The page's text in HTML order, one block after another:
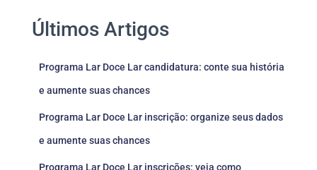
Últimos Artigos
Programa Lar Doce Lar candidatura: conte sua história
e aumente suas chances
Programa Lar Doce Lar inscrição: organize seus dados
e aumente suas chances
Programa Lar Doce Lar inscrições: veja como